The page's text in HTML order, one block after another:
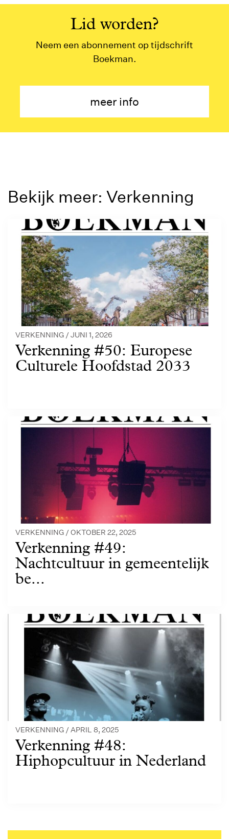
Lid worden?
Neem een abonnement op tijdschrift
Boekman.
meer info
Bekijk meer: Verkenning
VERKENNING /JUNI 1, 2026
Verkenning #50: Europese
Culturele Hoofdstad 2033
VERKENNING /OKTOBER 22, 2025
Verkenning #49:
Nachtcultuur in gemeentelijk
be...
VERKENNING /APRIL 8, 2025
Verkenning #48:
Hiphopcultuur in Nederland